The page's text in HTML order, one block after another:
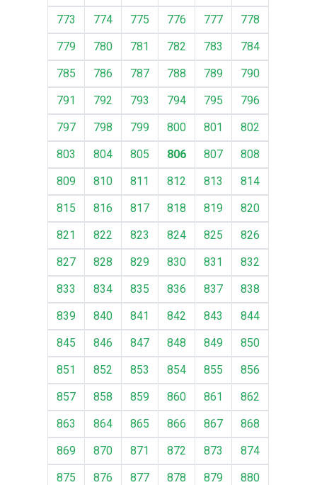
773
774 775 776 777
778
779
780 781 782 783
784
785
786 787 788 789
790
791
792 793 794 795
796
797
798 799 800 801
802
803
804 805 806 807
808
809
810 811 812 813
814
815
816 817 818 819
820
821
822 823 824 825
826
827
828 829 830 831
832
833
834 835 836 837
838
839
840 841 842 843
844
845
846 847 848 849
850
851
852 853 854 855
856
857
858 859 860 861
862
863
864 865 866 867
868
869
870 871 872 873
874
875
876 877 878 879
880